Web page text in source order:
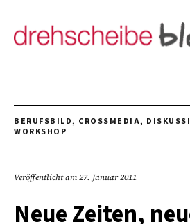
BERUFSBILD, CROSSMEDIA,
WORKSHOP
Veröffentlicht am27. Januar 2011
Neue Zeiten,